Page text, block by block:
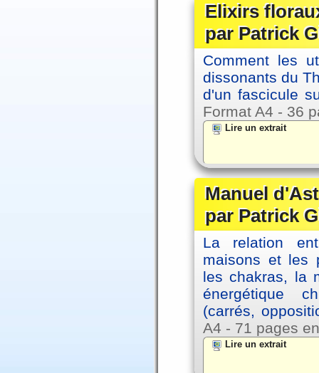
Elixirs
par Patrick
Comment les
dissonants du
d'un fascicule
Format A4 - 36
Lire un extrait
Manuel
par Patrick
La relation
maisons et les
les chakras, la
énergétique
(carrés,
A4 - 71 pages
Lire un extrait